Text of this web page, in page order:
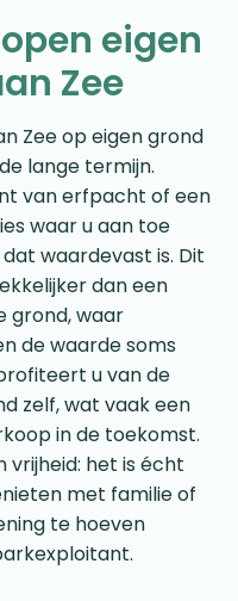
eigen
Zee
Zee op eigen grond
lange termijn.
van erfpacht of een
waar u aan toe
waardevast is. Dit
dan een
grond, waar
de waarde soms
u van de
zelf, wat vaak een
in de toekomst.
vrijheid: het is écht
met familie of
te hoeven